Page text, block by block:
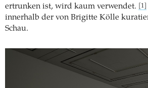
ertrunken ist, wird kaum verwendet.
[1]
innerhalb der von Brigitte Kölle
Schau.